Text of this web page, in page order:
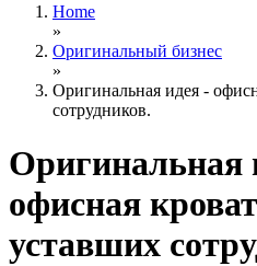
Home
»
Оригинальный бизнес
»
Оригинальная идея -
сотрудников.
офисная
уставших